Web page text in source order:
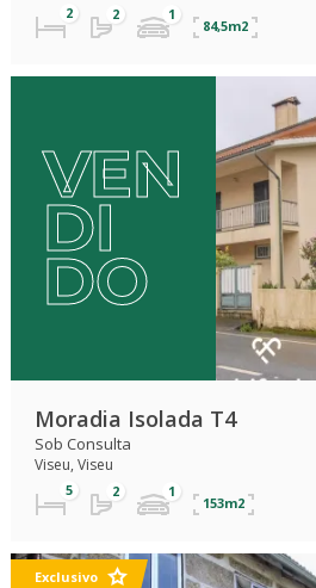
84,5m2
VEN
DI
DO
Moradia Isolada T4
Sob Consulta
Viseu, Viseu
153m2
Exclusivo